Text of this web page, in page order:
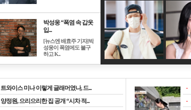
박성웅 “폭염 속 갑옷
입...
[뉴스엔 배효주 기자]박
성웅이 폭염에도 불구
하고 K..
트와이스 미나 이렇게 글래머였나, 드...
양정원, 으리으리한 집 공개 “시차 적...
-
-